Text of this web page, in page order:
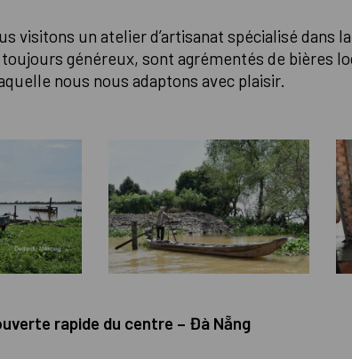
visitons un atelier d’artisanat spécialisé dans
généreux, sont agrémentés de bières
nous nous adaptons avec plaisir.
rapide du centre – Đà Nẵng